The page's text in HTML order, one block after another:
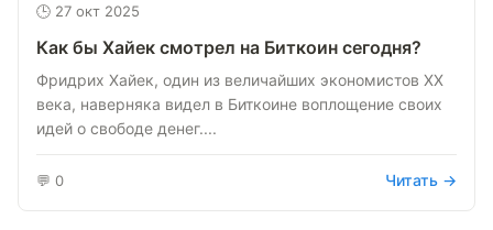
🕒 27 окт 2025
Как бы Хайек смотрел на Биткоин сегодня?
Фридрих Хайек, один из величайших экономистов XX
века, наверняка видел в Биткоине воплощение своих
идей о свободе денег....
💬 0 Читать →